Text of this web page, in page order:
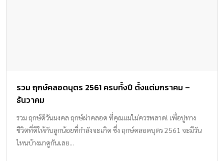
รวม ฤกษ์คลอดบุตร 2561 ครบทั้งปี ตั้งแต่มกราคม –
ธันวาคม
รวม ฤกษ์ดีวันมงคล ฤกษ์ผ่าคลอด ที่คุณแม่ไม่ควรพลาด! เพื่อปูทาง
ชีวิตที่ดีให้กับลูกน้อยที่กำลังจะเกิด ซึ่ง ฤกษ์คลอดบุตร 2561 จะมีวัน
ไหนบ้างมาดูกันเลย...